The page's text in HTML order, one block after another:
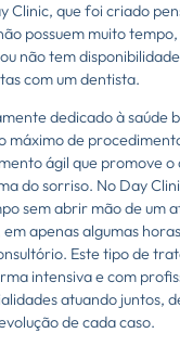
Clinic, que foi criado
possuem muito
não tem
com um dentista.
dedicado à saúde
máximo de
ágil que promove o
do sorriso. No Day
sem abrir mão de um
apenas algumas
Este tipo de
intensiva e com
atuando juntos,
de cada caso.